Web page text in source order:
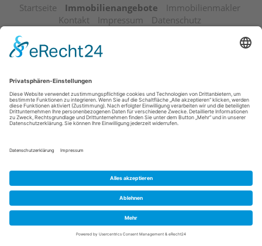
Startseite Immobilienangebote
Immobilienmakler
Kontakt
Impressum Datenschutz
© 2026 Westfälische Grundstücksbörse Münster e.V.